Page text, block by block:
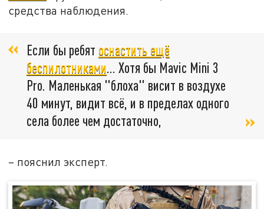
средства наблюдения.
Если бы ребят оснастить ещё
беспилотниками… Хотя бы Mavic Mini 3
Pro. Маленькая "блоха" висит в воздухе
40 минут, видит всё, и в пределах одного
села более чем достаточно,
– пояснил эксперт.